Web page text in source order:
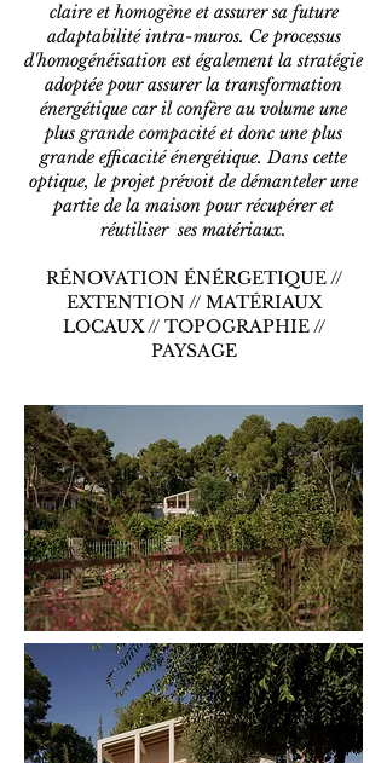
claire et homogène et assurer sa future
adaptabilité intra-muros. Ce processus
d'homogénéisation est également la stratégie
adoptée pour assurer la transformation
énergétique car il confère au volume une
plus grande compacité et donc une plus
grande efficacité énergétique. Dans cette
optique, le projet prévoit de démanteler une
partie de la maison pour récupérer et
réutiliser ses matériaux.
RÉNOVATION ÉNÉRGETIQUE //
EXTENTION // MATÉRIAUX
LOCAUX // TOPOGRAPHIE //
PAYSAGE